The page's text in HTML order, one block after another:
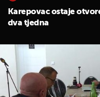
Karepovac ostaje
dva tjedna